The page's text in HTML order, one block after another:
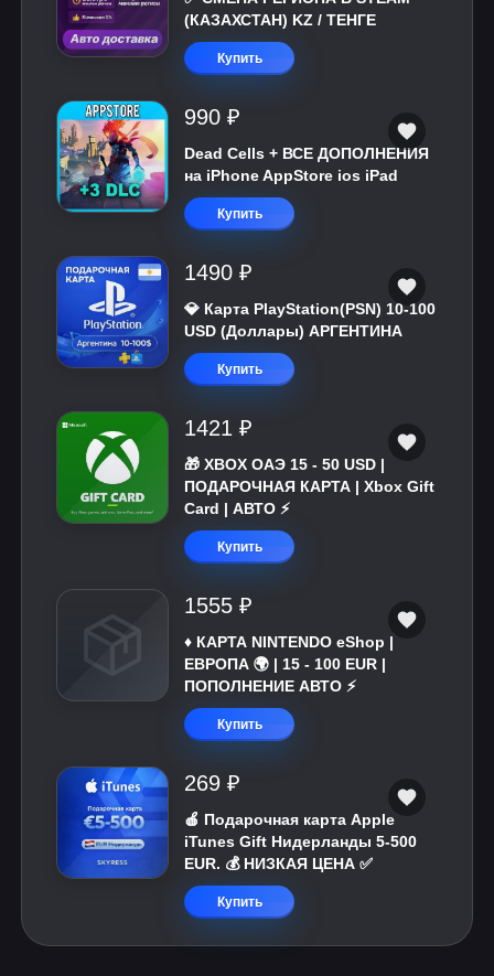
(КАЗАХСТАН) KZ / ТЕНГЕ
Купить
990 ₽
Dead Cells + ВСЕ ДОПОЛНЕНИЯ
на iPhone AppStore ios iPad
Купить
1490 ₽
💎 Карта PlayStation(PSN) 10-100
USD (Доллары) АРГЕНТИНА
Купить
1421 ₽
🎁 XBOX ОАЭ 15 - 50 USD |
ПОДАРОЧНАЯ КАРТА | Xbox Gift
Card | АВТО ⚡
Купить
1555 ₽
♦️ КАРТА NINTENDO eShop |
ЕВРОПА 🌍 | 15 - 100 EUR |
ПОПОЛНЕНИЕ АВТО ⚡
Купить
269 ₽
🍎 Подарочная карта Apple
iTunes Gift Нидерланды 5-500
EUR. 💰 НИЗКАЯ ЦЕНА ✅
Купить